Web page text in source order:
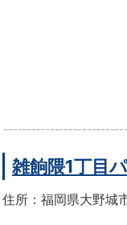
雑餉隈1丁目
住所：福岡県大野城